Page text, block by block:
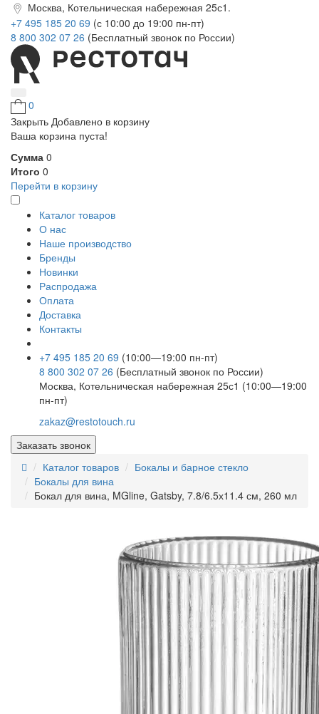
Москва, Котельническая набережная 25с1.
+7 495 185 20 69 (с 10:00 до 19:00 пн-пт)
8 800 302 07 26 (Бесплатный звонок по России)
0
Закрыть Добавлено в корзину
Ваша корзина пуста!
Сумма 0
Итого 0
Перейти в корзину
Каталог товаров
О нас
Наше производство
Бренды
Новинки
Распродажа
Оплата
Доставка
Контакты
+7 495 185 20 69 (10:00—19:00 пн-пт)
8 800 302 07 26 (Бесплатный звонок по России)
Москва, Котельническая набережная 25с1 (10:00—19:00
пн-пт)
zakaz@restotouch.ru
Заказать звонок
Каталог товаров
Бокалы и барное стекло
Бокалы для вина
Бокал для вина, MGline, Gatsby, 7.8/6.5х11.4 см, 260 мл